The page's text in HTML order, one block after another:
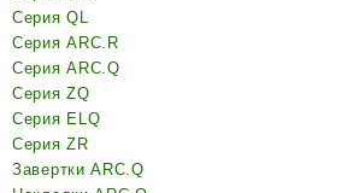
Серия QL
Серия ARC.R
Серия ARC.Q
Серия ZQ
Серия ELQ
Серия ZR
Завертки ARC.Q